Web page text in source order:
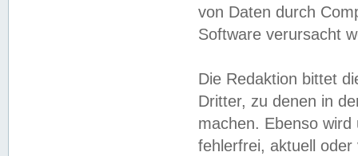
von Daten durch
Software verursacht
Die Redaktion bittet
Dritter, zu denen in
machen. Ebenso
fehlerfrei, aktuell oder